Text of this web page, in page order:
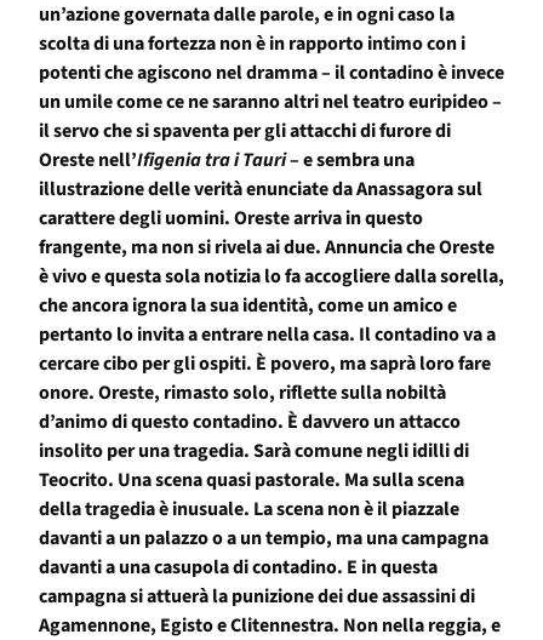
un’azione governata dalle parole, e in ogni caso la
scolta di una fortezza non è in rapporto intimo con i
potenti che agiscono nel dramma – il contadino è invece
un umile come ce ne saranno altri nel teatro euripideo –
il servo che si spaventa per gli attacchi di furore di
Oreste nell’Ifigenia tra i Tauri– e sembra una
illustrazione delle verità enunciate da Anassagora sul
carattere degli uomini. Oreste arriva in questo
frangente, ma non si rivela ai due. Annuncia che Oreste
è vivo e questa sola notizia lo fa accogliere dalla sorella,
che ancora ignora la sua identità, come un amico e
pertanto lo invita a entrare nella casa. Il contadino va a
cercare cibo per gli ospiti. È povero, ma saprà loro fare
onore. Oreste, rimasto solo, riflette sulla nobiltà
d’animo di questo contadino. È davvero un attacco
insolito per una tragedia. Sarà comune negli idilli di
Teocrito. Una scena quasi pastorale. Ma sulla scena
della tragedia è inusuale. La scena non è il piazzale
davanti a un palazzo o a un tempio, ma una campagna
davanti a una casupola di contadino. E in questa
campagna si attuerà la punizione dei due assassini di
Agamennone, Egisto e Clitennestra. Non nella reggia, e